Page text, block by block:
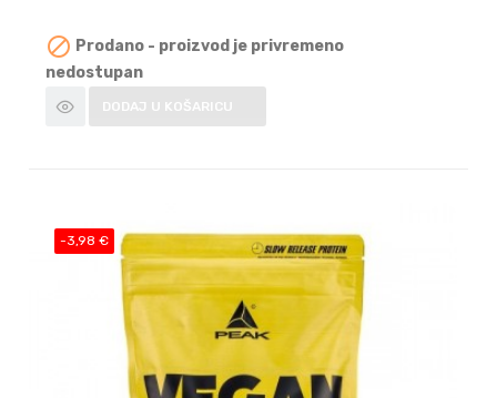
 Prodano - proizvod je privremeno
nedostupan
DODAJ U KOŠARICU
-3,98 €